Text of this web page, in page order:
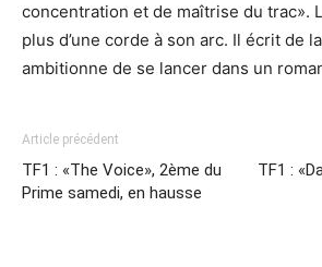
concentration et de maîtrise du trac».
plus d’une corde à son arc. Il écrit de
ambitionne de se lancer dans un
Article précédent
TF1 : «The Voice», 2ème du
Prime samedi, en hausse
TF1 :